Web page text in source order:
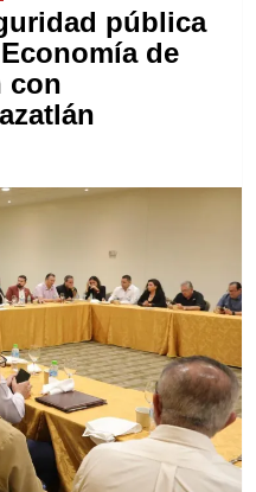
pública
de
con